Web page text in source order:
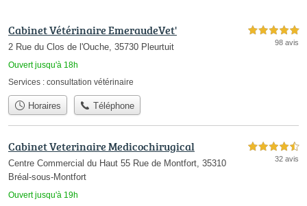
Cabinet Vétérinaire EmeraudeVet'
2 Rue du Clos de l'Ouche, 35730 Pleurtuit
Ouvert jusqu'à 18h
5,0 étoiles sur 5
98 avis
Services : consultation vétérinaire
Horaires Téléphone
Cabinet Veterinaire Medicochirugical
Centre Commercial du Haut 55 Rue de Montfort, 35310
Bréal-sous-Montfort
Ouvert jusqu'à 19h
4,5 étoiles sur 5
32 avis